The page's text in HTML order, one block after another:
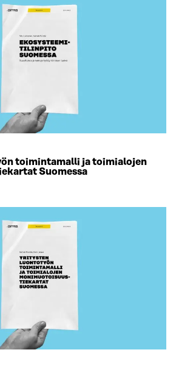
toimintamalli ja toimialojen
Suomessa